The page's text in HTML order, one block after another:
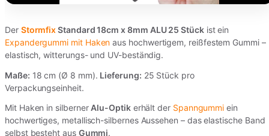
Der StormfixStandard 18cm x 8mm ALU 25 Stückist ein
Expandergummi mit Haken aus hochwertigem, reißfestem Gummi –
elastisch, witterungs- und UV-beständig.
Maße: 18 cm (Ø 8 mm). Lieferung: 25 Stück pro
Verpackungseinheit.
Mit Haken in silberner Alu-Optikerhält der Spanngummi ein
hochwertiges, metallisch-silbernes Aussehen – das elastische Band
selbst besteht aus Gummi.